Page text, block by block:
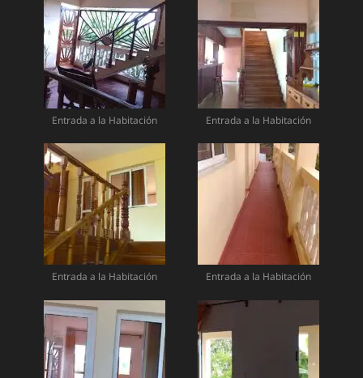
Entrada a la Habitación Entrada a la Habitación
Entrada a la Habitación Entrada a la Habitación